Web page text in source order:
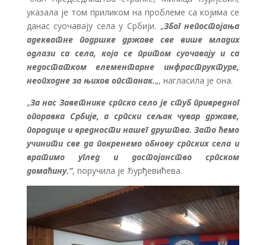
указала је том приликом на проблеме са којима се
данас суочавају села у Србији. „Због непостојања
адекватне подршке државе све више младих
одлази са села, која се притом суочавају и са
недостатком елементарне инфраструктуре,
неопходне за њихов опстанак.„, нагласила је она.
„За нас Заветнике српско село је стуб привредног
опоравка Србије, а српски сељак чувар државе,
породице и вредности нашег друштва. Зато ћемо
учинити све да покренемо обнову српских села и
вратимо углед и достојанство српском
домаћину.“, поручила је Ђурђевићева.